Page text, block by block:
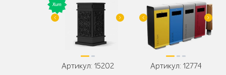
Артикул: 15202
Артикул: 12774